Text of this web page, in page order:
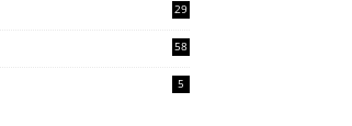
29
58
5